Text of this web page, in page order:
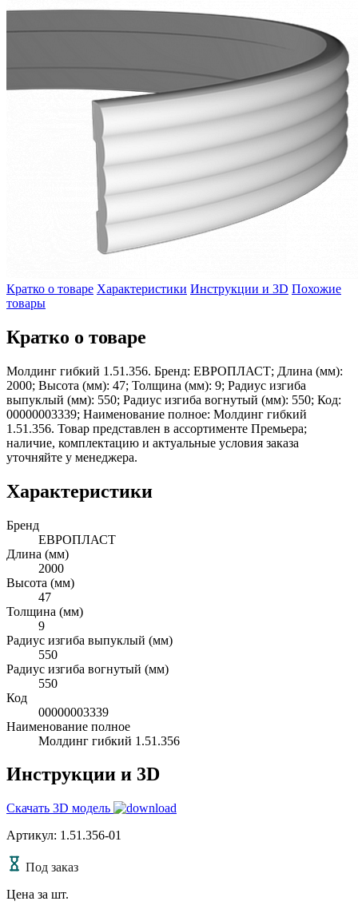
Кратко о товаре Характеристики Инструкции и 3D Похожие
товары
Кратко о товаре
Молдинг гибкий 1.51.356. Бренд: ЕВРОПЛАСТ; Длина (мм):
2000; Высота (мм): 47; Толщина (мм): 9; Радиус изгиба
выпуклый (мм): 550; Радиус изгиба вогнутый (мм): 550; Код:
00000003339; Наименование полное: Молдинг гибкий
1.51.356. Товар представлен в ассортименте Премьера;
наличие, комплектацию и актуальные условия заказа
уточняйте у менеджера.
Характеристики
Бренд
ЕВРОПЛАСТ
Длина (мм)
2000
Высота (мм)
47
Толщина (мм)
9
Радиус изгиба выпуклый (мм)
550
Радиус изгиба вогнутый (мм)
550
Код
00000003339
Наименование полное
Молдинг гибкий 1.51.356
Инструкции и 3D
Скачать 3D модель
Артикул: 1.51.356-01
Под заказ
Цена за шт.